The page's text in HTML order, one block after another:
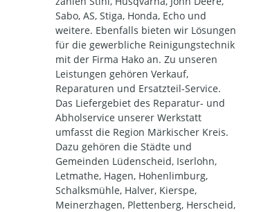
Sabo, AS, Stiga, Honda, Echo und
weitere. Ebenfalls bieten wir Lösungen
für die gewerbliche Reinigungstechnik
mit der Firma Hako an. Zu unseren
Leistungen gehören Verkauf,
Reparaturen und Ersatzteil-Service.
Das Liefergebiet des Reparatur- und
Abholservice unserer Werkstatt
umfasst die Region Märkischer Kreis.
Dazu gehören die Städte und
Gemeinden Lüdenscheid, Iserlohn,
Letmathe, Hagen, Hohenlimburg,
Schalksmühle, Halver, Kierspe,
Meinerzhagen, Plettenberg, Herscheid,